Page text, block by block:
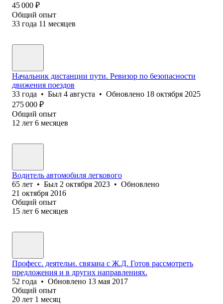
45 000 ₽
Общий опыт
33 года 11 месяцев
Начальник дистанции пути. Ревизор по безопасности
движения поездов
33 года • Был 4 августа • Обновлено 18 октября 2025
275 000 ₽
Общий опыт
12 лет 6 месяцев
Водитель автомобиля легкового
65 лет • Был 2 октября 2023 • Обновлено
21 октября 2016
Общий опыт
15 лет 6 месяцев
Професс. деятельн. связана с Ж.Д. Готов рассмотреть
предложения и в других направлениях.
52 года • Обновлено 13 мая 2017
Общий опыт
20 лет 1 месяц